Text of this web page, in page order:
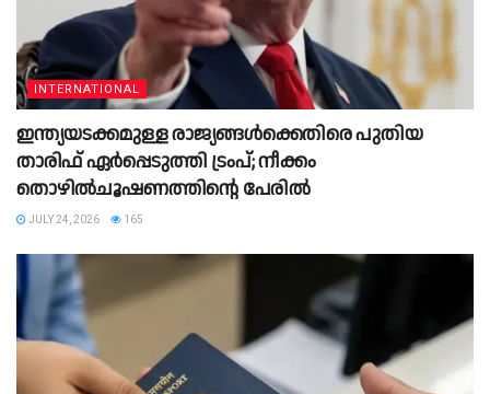
INTERNATIONAL
ഇന്ത്യയടക്കമുള്ള രാജ്യങ്ങൾക്കെതിരെ പുതിയ
താരിഫ് ഏർപ്പെടുത്തി ട്രംപ്; നീക്കം
തൊഴിൽചൂഷണത്തിന്റെ പേരിൽ
JULY 24, 2026 165